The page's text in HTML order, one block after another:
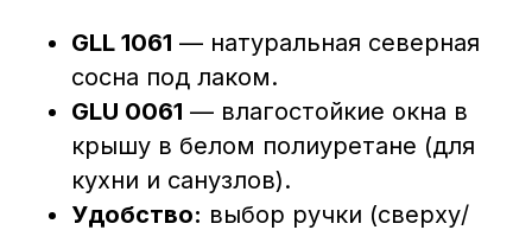
GLL 1061 — натуральная северная
сосна под лаком.
GLU 0061 — влагостойкие окна в
крышу в белом полиуретане (для
кухни и санузлов).
Удобство: выбор ручки (сверху/